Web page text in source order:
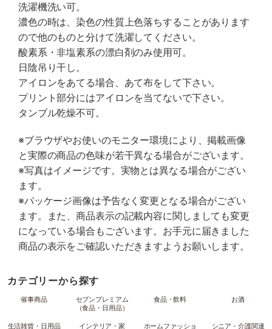
洗濯機洗い可。
濃色の時は、染色の性質上色落ちすることがあります
ので他のものと分けて洗濯してください。
酸素系・非塩素系の漂白剤のみ使用可。
日陰吊り干し。
アイロンをあてる場合、あて布をして下さい。
プリント部分にはアイロンを当てないで下さい。
タンブル乾燥不可。
※ブラウザやお使いのモニター環境により、掲載画像
と実際の商品の色味が若干異なる場合がございます。
※写真はイメージです。実物とは異なる場合がござい
ます。
※パッケージ画像は予告なく変更となる場合がござい
ます。また、商品表示の記載内容に関しましても変更
になっている場合もございます。お手元に届きました
商品の表示をご確認いただきますようお願いします。
カテゴリーから探す
催事商品
セブンプレミアム
（食品・日用品）
食品・飲料 お酒
生活雑貨・日用品
インテリア・家
ホームファッショ
シニア・介護関連